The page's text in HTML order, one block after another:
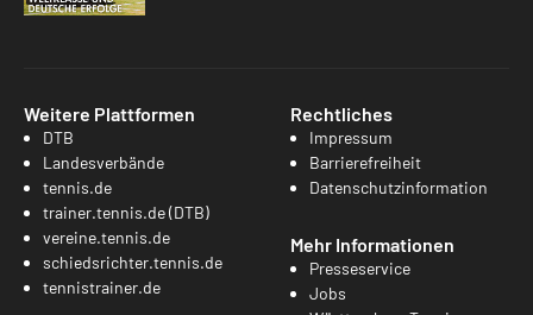
Weitere Plattformen
DTB
Landesverbände
tennis.de
trainer.tennis.de (DTB)
vereine.tennis.de
schiedsrichter.tennis.de
tennistrainer.de
Rechtliches
Impressum
Barrierefreiheit
Datenschutzinformation
Mehr Informationen
Presseservice
Jobs